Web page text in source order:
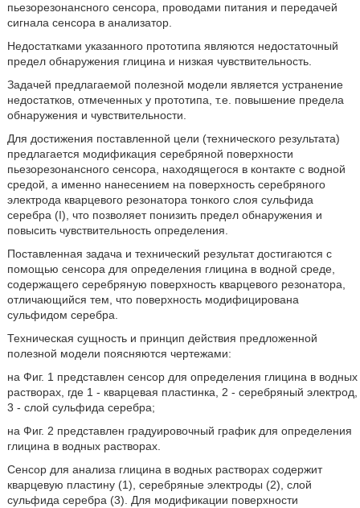
пьезорезонансного сенсора, проводами питания и передачей
сигнала сенсора в анализатор.
Недостатками указанного прототипа являются недостаточный
предел обнаружения глицина и низкая чувствительность.
Задачей предлагаемой полезной модели является устранение
недостатков, отмеченных у прототипа, т.е. повышение предела
обнаружения и чувствительности.
Для достижения поставленной цели (технического результата)
предлагается модификация серебряной поверхности
пьезорезонансного сенсора, находящегося в контакте с водной
средой, а именно нанесением на поверхность серебряного
электрода кварцевого резонатора тонкого слоя сульфида
серебра (I), что позволяет понизить предел обнаружения и
повысить чувствительность определения.
Поставленная задача и технический результат достигаются с
помощью сенсора для определения глицина в водной среде,
содержащего серебряную поверхность кварцевого резонатора,
отличающийся тем, что поверхность модифицирована
сульфидом серебра.
Техническая сущность и принцип действия предложенной
полезной модели поясняются чертежами:
на Фиг. 1 представлен сенсор для определения глицина в водных
растворах, где 1 - кварцевая пластинка, 2 - серебряный электрод,
3 - слой сульфида серебра;
на Фиг. 2 представлен градуировочный график для определения
глицина в водных растворах.
Сенсор для анализа глицина в водных растворах содержит
кварцевую пластину (1), серебряные электроды (2), слой
сульфида серебра (3). Для модификации поверхности